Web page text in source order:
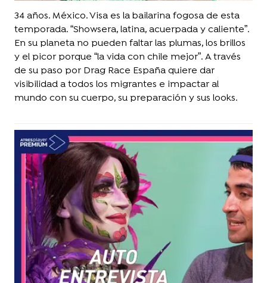
34 años. México. Visa es la bailarina fogosa de esta
temporada. “Showsera, latina, acuerpada y caliente”.
En su planeta no pueden faltar las plumas, los brillos
y el picor porque “la vida con chile mejor”. A través
de su paso por Drag Race España quiere dar
visibilidad a todos los migrantes e impactar al
mundo con su cuerpo, su preparación y sus looks.